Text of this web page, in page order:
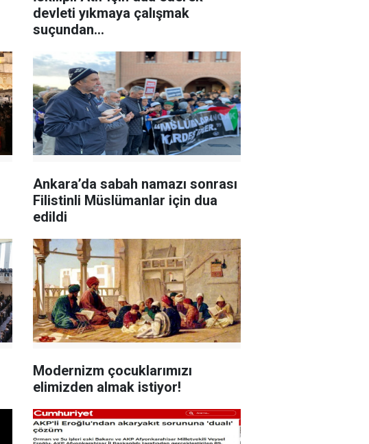
devleti yıkmaya çalışmak
suçundan...
Ankara’da sabah namazı sonrası
Filistinli Müslümanlar için dua
edildi
Modernizm çocuklarımızı
elimizden almak istiyor!